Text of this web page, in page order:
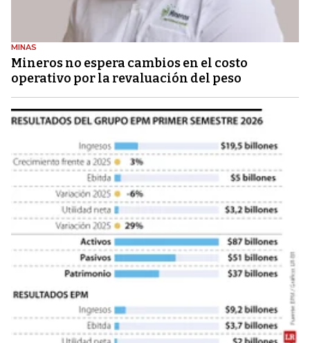
MINAS
Mineros no espera cambios en el costo
operativo por la revaluación del peso